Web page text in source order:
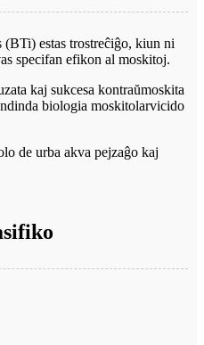
estas trostreĉiĝo, kiun ni
specifan efikon al moskitoj.
kaj sukcesa kontraŭmoskita
biologia moskitolarvicido
de urba akva pejzaĝo kaj